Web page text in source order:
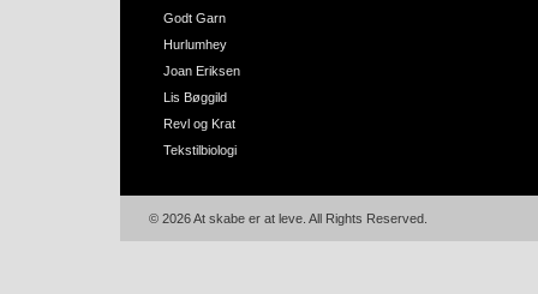
Godt Garn
Hurlumhey
Joan Eriksen
Lis Bøggild
Revl og Krat
Tekstilbiologi
© 2026 At skabe er at leve. All Rights Reserved.